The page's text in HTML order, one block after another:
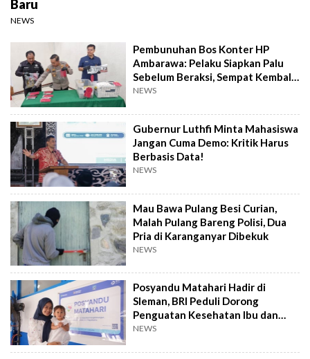
Baru
NEWS
Pembunuhan Bos Konter HP
Ambarawa: Pelaku Siapkan Palu
Sebelum Beraksi, Sempat Kembali
Datangi TKP
NEWS
Gubernur Luthfi Minta Mahasiswa
Jangan Cuma Demo: Kritik Harus
Berbasis Data!
NEWS
Mau Bawa Pulang Besi Curian,
Malah Pulang Bareng Polisi, Dua
Pria di Karanganyar Dibekuk
NEWS
Posyandu Matahari Hadir di
Sleman, BRI Peduli Dorong
Penguatan Kesehatan Ibu dan
Anak
NEWS